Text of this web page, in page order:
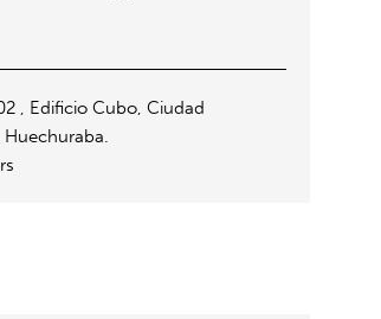
, Edificio Cubo, Ciudad
Huechuraba.